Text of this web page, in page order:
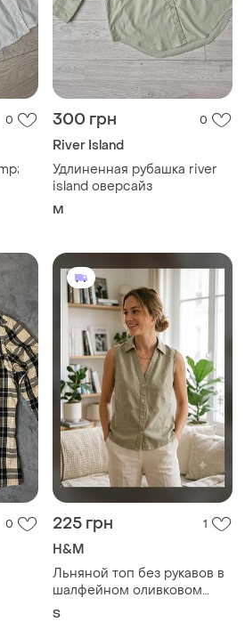
0 300 грн 0
River Island
Удлиненная рубашка river
island оверсайз
M
0 225 грн 1
H&M
Льняной топ без рукавов в
шалфейном оливковом
цвете
S